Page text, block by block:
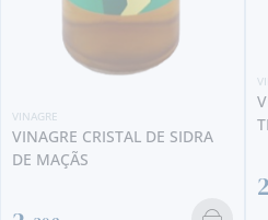
VINAGRE CRISTAL DE VINHO